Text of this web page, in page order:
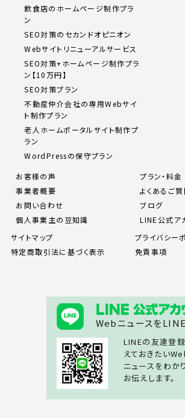
飲食店のホームページ制作プラ
ン
SEO対策のセカンドオピニオン
Webサイトリニューアルサービス
SEO対策+ホームページ制作プラ
ン【10万円】
SEO対策プラン
不動産仲介会社の専用Webサイ
ト制作プラン
老人ホームポータルサイト制作プ
ラン
WordPressの保守プラン
お客様の声
プラン・料金
事業者概要
よくあるご
お問い合わせ
ブログ
個人事業主の豆知識
LINE公式ア
サイトマップ
プライバシー
特定商取引法に基づく表示
免責事項
Webニュースを
LINEの友達登
えておきたい
ニュースをわか
お伝えします。